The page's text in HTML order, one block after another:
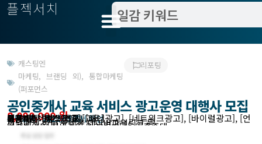
플젝서치
캐스팅엔
마케팅,브랜딩 외),통합마케팅
(퍼포먼스
리포팅
공인중개사 교육 서비스 광고운영 대행사 모집
8,000,000 원
작업방식 : 캐스팅엔에서 확인
모집기한 : 2022.03.31
예상기간 : 1년
고객위치 : 경기 안양시
제품 및 서비스 업종 [교육]
이용매체 [검색광고], [배너광고], [네트워크광고], [바이럴광고], [언론홍보]
희망매체 gdn 모비온 네이버파워링크 등
마케팅 KPI 회원가입 일30명 이상, 매출증대